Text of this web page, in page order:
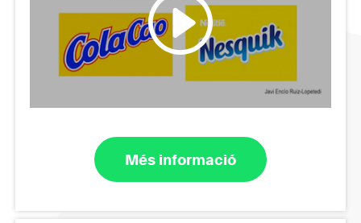
Més informació